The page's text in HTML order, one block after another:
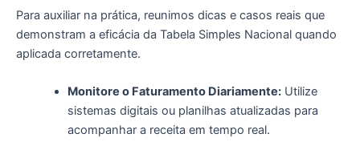
Para auxiliar na prática, reunimos dicas e casos reais que
demonstram a eficácia da Tabela Simples Nacional quando
aplicada corretamente.
Monitore o Faturamento Diariamente:Utilize
sistemas digitais ou planilhas atualizadas para
acompanhar a receita em tempo real.